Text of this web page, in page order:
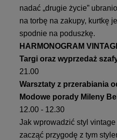
nadać „drugie życie”
na torbę na zakupy, kurtkę
spodnie na poduszkę.
HARMONOGRAM
Targi oraz wyprzedaż
21.00
Warsztaty z przerabiania
Modowe porady Mileny
12.00 - 12.30
Jak wprowadzić styl
zacząć przygodę z tym